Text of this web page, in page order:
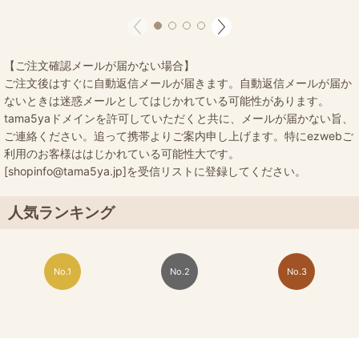
【ご注文確認メールが届かない場合】
ご注文後はすぐに自動返信メールが届きます。自動返信メールが届か
ないときは迷惑メールとしてはじかれている可能性があります。
tama5yaドメインを許可していただくと共に、メールが届かない旨、
ご連絡ください。追って携帯よりご案内申し上げます。特にezwebご
利用のお客様ははじかれている可能性大です。
[shopinfo@tama5ya.jp]を受信リストに登録してください。
人気ランキング
No.1 No.2 No.3